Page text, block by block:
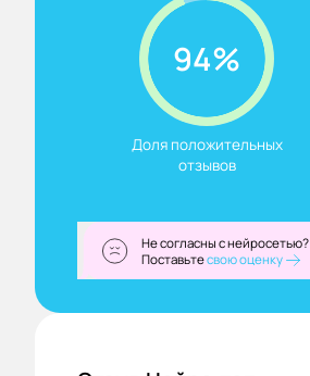
94%
Доля положительных
отзывов
Не согласны с нейросетью?
Поставьтесвою оценку